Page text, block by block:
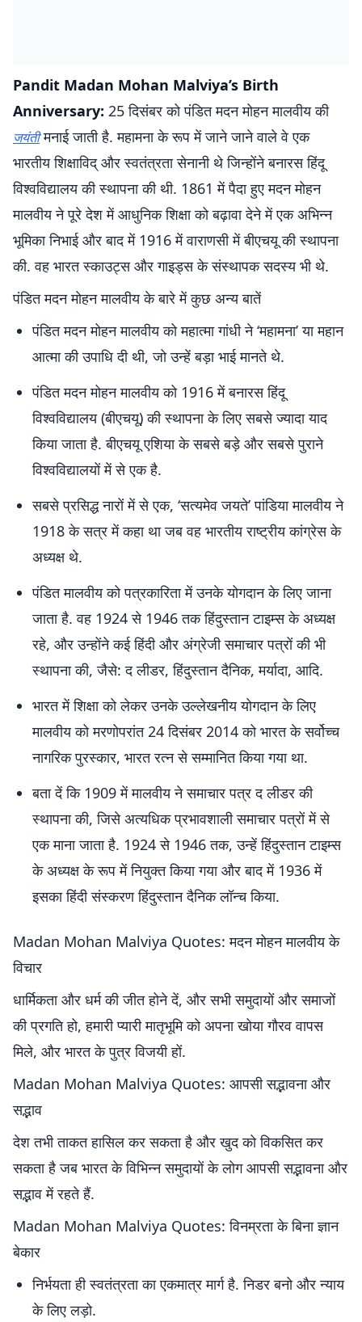
Pandit Madan Mohan Malviya’s Birth
Anniversary: 25 दिसंबर को पंडित मदन मोहन मालवीय की
जयंतीमनाई जाती है. महामना के रूप में जाने जाने वाले वे एक
भारतीय शिक्षाविद् और स्वतंत्रता सेनानी थे जिन्होंने बनारस हिंदू
विश्वविद्यालय की स्थापना की थी. 1861 में पैदा हुए मदन मोहन
मालवीय ने पूरे देश में आधुनिक शिक्षा को बढ़ावा देने में एक अभिन्न
भूमिका निभाई और बाद में 1916 में वाराणसी में बीएचयू की स्थापना
की. वह भारत स्काउट्स और गाइड्स के संस्थापक सदस्य भी थे.
पंडित मदन मोहन मालवीय के बारे में कुछ अन्य बातें
पंडित मदन मोहन मालवीय को महात्मा गांधी ने ‘महामना’ या महान
आत्मा की उपाधि दी थी, जो उन्हें बड़ा भाई मानते थे.
पंडित मदन मोहन मालवीय को 1916 में बनारस हिंदू
विश्वविद्यालय (बीएचयू) की स्थापना के लिए सबसे ज्यादा याद
किया जाता है. बीएचयू एशिया के सबसे बड़े और सबसे पुराने
विश्वविद्यालयों में से एक है.
सबसे प्रसिद्ध नारों में से एक, ‘सत्यमेव जयते’ पांडिया मालवीय ने
1918 के सत्र में कहा था जब वह भारतीय राष्ट्रीय कांग्रेस के
अध्यक्ष थे.
पंडित मालवीय को पत्रकारिता में उनके योगदान के लिए जाना
जाता है. वह 1924 से 1946 तक हिंदुस्तान टाइम्स के अध्यक्ष
रहे, और उन्होंने कई हिंदी और अंग्रेजी समाचार पत्रों की भी
स्थापना की, जैसे: द लीडर, हिंदुस्तान दैनिक, मर्यादा, आदि.
भारत में शिक्षा को लेकर उनके उल्लेखनीय योगदान के लिए
मालवीय को मरणोपरांत 24 दिसंबर 2014 को भारत के सर्वोच्च
नागरिक पुरस्कार, भारत रत्न से सम्मानित किया गया था.
बता दें कि 1909 में मालवीय ने समाचार पत्र द लीडर की
स्थापना की, जिसे अत्यधिक प्रभावशाली समाचार पत्रों में से
एक माना जाता है. 1924 से 1946 तक, उन्हें हिंदुस्तान टाइम्स
के अध्यक्ष के रूप में नियुक्त किया गया और बाद में 1936 में
इसका हिंदी संस्करण हिंदुस्तान दैनिक लॉन्च किया.
Madan Mohan Malviya Quotes: मदन मोहन मालवीय के
विचार
धार्मिकता और धर्म की जीत होने दें, और सभी समुदायों और समाजों
की प्रगति हो, हमारी प्यारी मातृभूमि को अपना खोया गौरव वापस
मिले, और भारत के पुत्र विजयी हों.
Madan Mohan Malviya Quotes: आपसी सद्भावना और
सद्भाव
देश तभी ताकत हासिल कर सकता है और खुद को विकसित कर
सकता है जब भारत के विभिन्न समुदायों के लोग आपसी सद्भावना और
सद्भाव में रहते हैं.
Madan Mohan Malviya Quotes: विनम्रता के बिना ज्ञान
बेकार
निर्भयता ही स्वतंत्रता का एकमात्र मार्ग है. निडर बनो और न्याय
के लिए लड़ो.